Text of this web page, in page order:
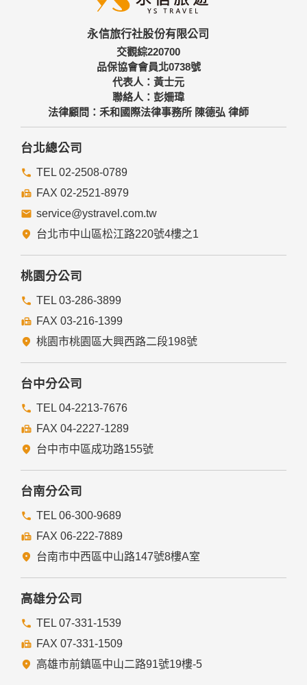
永信旅行社股份有限公司
交觀綜220700
品保協會會員北0738號
代表人：黃士元
聯絡人：彭姍瑋
法律顧問：禾和國際法律事務所 陳德弘 律師
台北總公司
TEL 02-2508-0789
FAX 02-2521-8979
service@ystravel.com.tw
台北市中山區松江路220號4樓之1
桃園分公司
TEL 03-286-3899
FAX 03-216-1399
桃園市桃園區大興西路二段198號
台中分公司
TEL 04-2213-7676
FAX 04-2227-1289
台中市中區成功路155號
台南分公司
TEL 06-300-9689
FAX 06-222-7889
台南市中西區中山路147號8樓A室
高雄分公司
TEL 07-331-1539
FAX 07-331-1509
高雄市前鎮區中山二路91號19樓-5